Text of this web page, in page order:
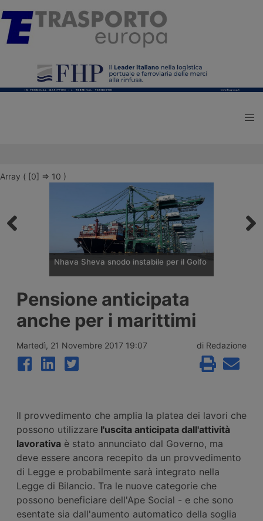
Array ( [0] => 10 )
Nhava Sheva snodo instabile per il Golfo
il principale hub di trasbordo verso il Golfo
dopo la crisi del Mar Rosso, ma nel 2026 lo
scontro tra Israele e Iran e la chiusura dello
stretto di Hormuz hanno reso instabile
Pensione anticipata
anche per i marittimi
Martedì, 21 Novembre 2017 19:07 di Redazione
Il provvedimento che amplia la platea dei lavori che
possono utilizzare l'uscita anticipata dall'attività
lavorativa è stato annunciato dal Governo, ma
deve essere ancora recepito da un provvedimento
di Legge e probabilmente sarà integrato nella
Legge di Bilancio. Tra le nuove categorie che
possono beneficiare dell'Ape Social - e che sono
esentate sia dall'aumento automatico della soglia